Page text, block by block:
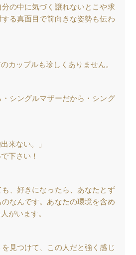
の中に気づく譲れないとこや求
る真面目で前向きな姿勢も伝わ
カップルも珍しくありません。
シングルマザーだから・シング
来ない。」
下さい！
、好きになったら、あなたとず
なんです。あなたの環境を含め
がいます。
見つけて、この人だと強く感じ